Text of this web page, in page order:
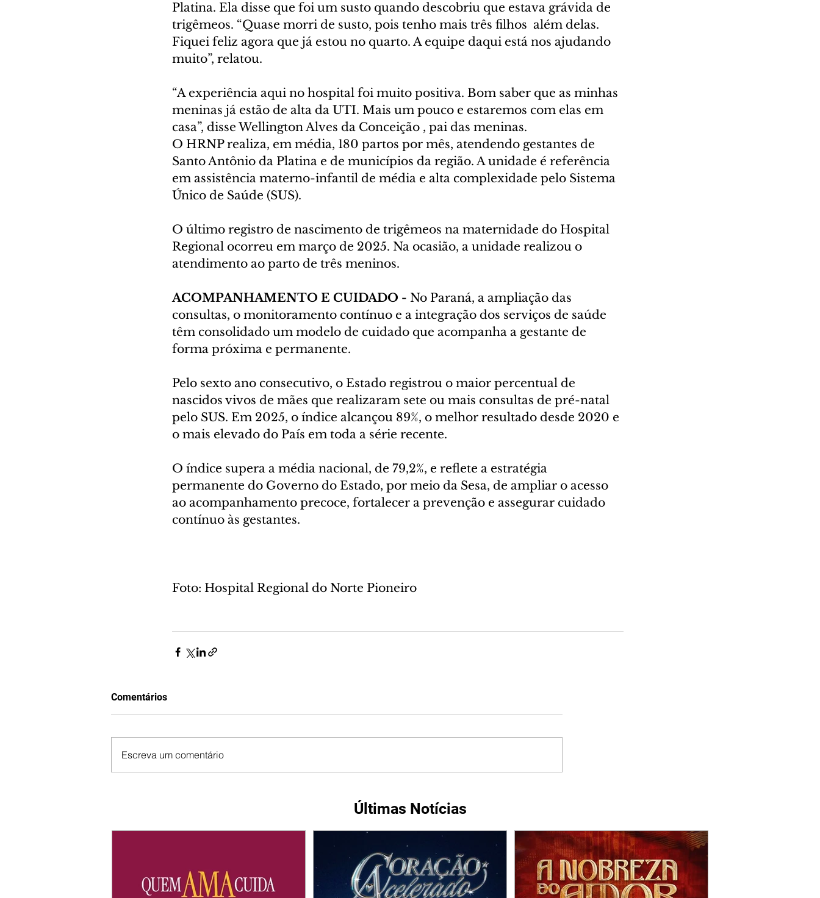
Platina. Ela disse que foi um susto quando descobriu que estava grávida de
trigêmeos. “Quase morri de susto, pois tenho mais três filhos  além delas.
Fiquei feliz agora que já estou no quarto. A equipe daqui está nos ajudando
muito”, relatou.
“A experiência aqui no hospital foi muito positiva. Bom saber que as minhas
meninas já estão de alta da UTI. Mais um pouco e estaremos com elas em
casa”, disse Wellington Alves da Conceição , pai das meninas.
O HRNP realiza, em média, 180 partos por mês, atendendo gestantes de
Santo Antônio da Platina e de municípios da região. A unidade é referência
em assistência materno-infantil de média e alta complexidade pelo Sistema
Único de Saúde (SUS).
O último registro de nascimento de trigêmeos na maternidade do Hospital
Regional ocorreu em março de 2025. Na ocasião, a unidade realizou o
atendimento ao parto de três meninos.
ACOMPANHAMENTO E CUIDADO - No Paraná, a ampliação das
consultas, o monitoramento contínuo e a integração dos serviços de saúde
têm consolidado um modelo de cuidado que acompanha a gestante de
forma próxima e permanente.
Pelo sexto ano consecutivo, o Estado registrou o maior percentual de
nascidos vivos de mães que realizaram sete ou mais consultas de pré-natal
pelo SUS. Em 2025, o índice alcançou 89%, o melhor resultado desde 2020 e
o mais elevado do País em toda a série recente.
O índice supera a média nacional, de 79,2%, e reflete a estratégia
permanente do Governo do Estado, por meio da Sesa, de ampliar o acesso
ao acompanhamento precoce, fortalecer a prevenção e assegurar cuidado
contínuo às gestantes.
Foto: Hospital Regional do Norte Pioneiro
Comentários
Escreva um comentário
Últimas Notícias